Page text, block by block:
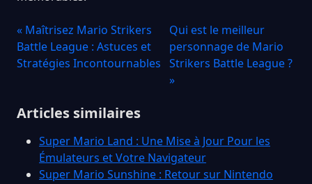
« Maîtrisez Mario Strikers
Battle League : Astuces et
Stratégies Incontournables
Qui est le meilleur
personnage de Mario
Strikers Battle League ?
»
Articles similaires
Super Mario Land : Une Mise à Jour Pour les
Émulateurs et Votre Navigateur
Super Mario Sunshine : Retour sur Nintendo